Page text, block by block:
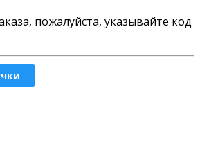
пожалуйста, указывайте код